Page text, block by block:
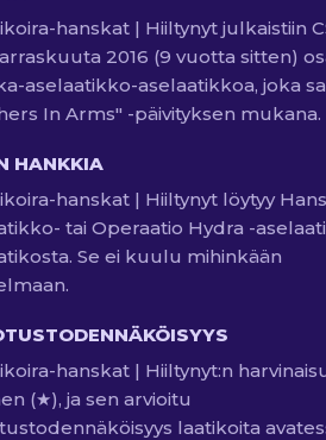
hanskat | Hiiltynyt julkaistiin
2016 (9 vuotta sitten)
aselaatikko-aselaatikkoa, joka
In Arms" -päivityksen mukana.
HANKKIA
hanskat | Hiiltynyt löytyy
tai Operaatio Hydra -
Se ei kuulu mihinkään
hanskat | Hiiltynyt:n
(★), ja sen arvioitu
laatikoita